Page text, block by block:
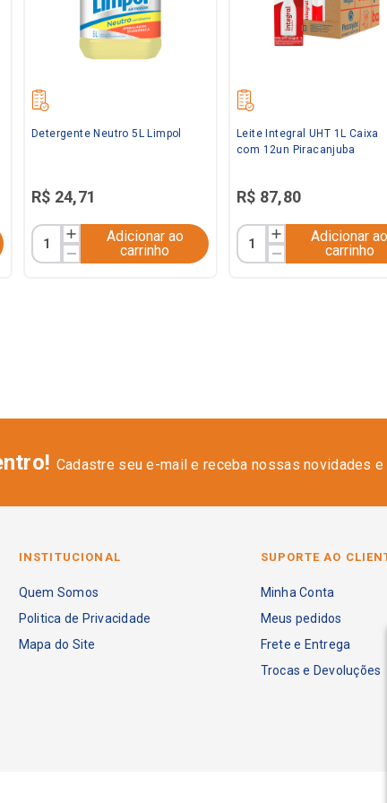
Detergente Neutro 5L Limpol
R$ 24,71
Adicionar ao
carrinho
Leite Integral UHT 1L Caixa
com 12un Piracanjuba
R$ 87,80
Adicionar ao
carrinho
Cadastre seu e-mail e receba nossas novidades
INSTITUCIONAL
Quem Somos
Politica de Privacidade
Mapa do Site
SUPORTE AO
Minha Conta
Meus pedidos
Frete e Entrega
Trocas e Devoluções